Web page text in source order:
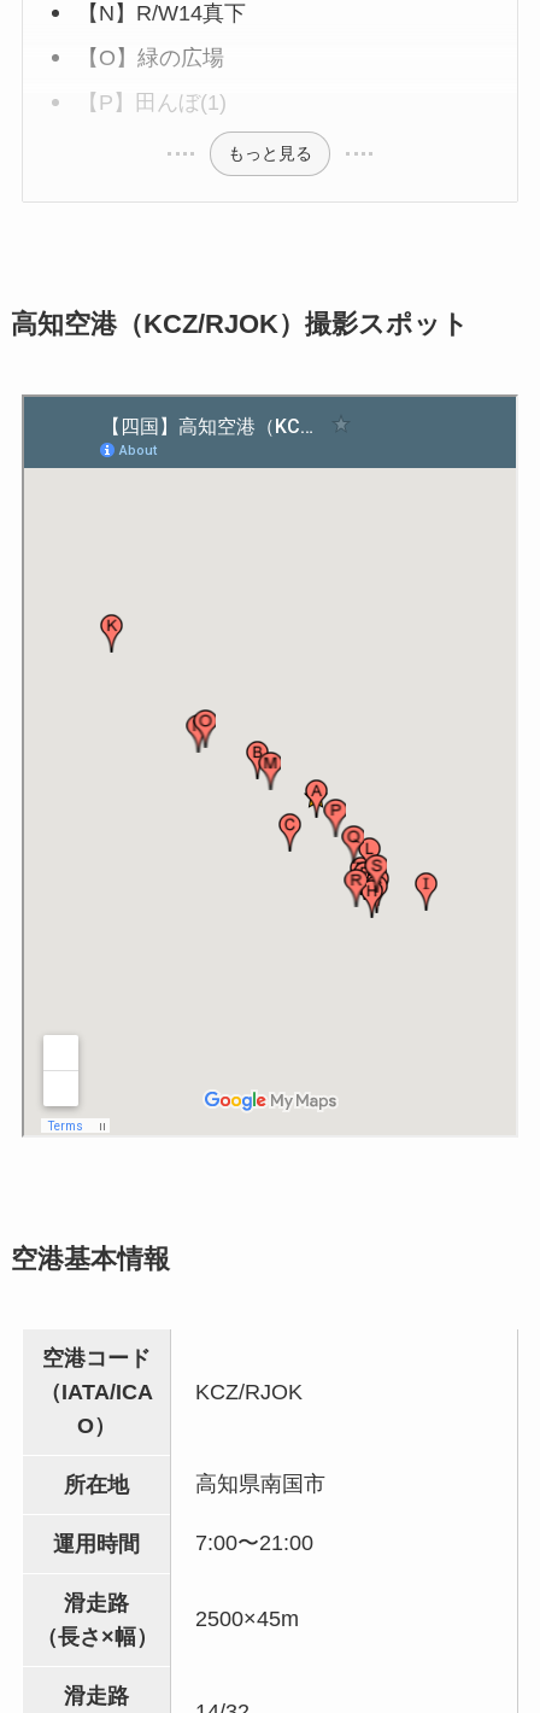
【N】R/W14真下
【O】緑の広場
【P】田んぼ(1)
もっと見る
高知空港（KCZ/RJOK）撮影スポット
空港基本情報
空港コード
（IATA/ICA
O）
KCZ/RJOK
所在地 高知県南国市
運用時間 7:00〜21:00
滑走路
（長さ×幅）
2500×45m
滑走路